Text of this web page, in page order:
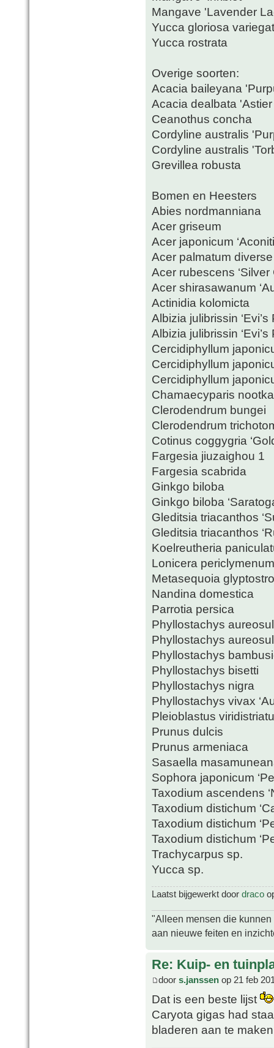
Mangave 'Lavender
Yucca gloriosa
Yucca rostrata
Overige soorten:
Acacia baileyana
Acacia dealbata
Ceanothus concha
Cordyline australis
Cordyline australis
Grevillea robusta
Bomen en Heesters
Abies nordmanniana
Acer griseum
Acer japonicum
Acer palmatum diverse
Acer rubescens ‘Silver
Acer shirasawanum
Actinidia kolomicta
Albizia julibrissin ‘Evi’s
Albizia julibrissin ‘Evi’s
Cercidiphyllum
Cercidiphyllum
Cercidiphyllum
Chamaecyparis
Clerodendrum bungei
Clerodendrum
Cotinus coggygria
Fargesia jiuzaighou 1
Fargesia scabrida
Ginkgo biloba
Ginkgo biloba
Gleditsia triacanthos
Gleditsia triacanthos
Koelreutheria
Lonicera periclymenum
Metasequoia
Nandina domestica
Parrotia persica
Phyllostachys
Phyllostachys
Phyllostachys
Phyllostachys bisetti
Phyllostachys nigra
Phyllostachys vivax
Pleioblastus
Prunus dulcis
Prunus armeniaca
Sasaella
Sophora japonicum
Taxodium ascendens
Taxodium distichum
Taxodium distichum
Taxodium distichum
Trachycarpus sp.
Yucca sp.
Laatst bijgewerkt door draco
"Alleen mensen die
aan nieuwe feiten en
Re: Kuip- en
door s.janssen op 21 feb
Dat is een beste lijst
Caryota gigas had
bladeren aan te